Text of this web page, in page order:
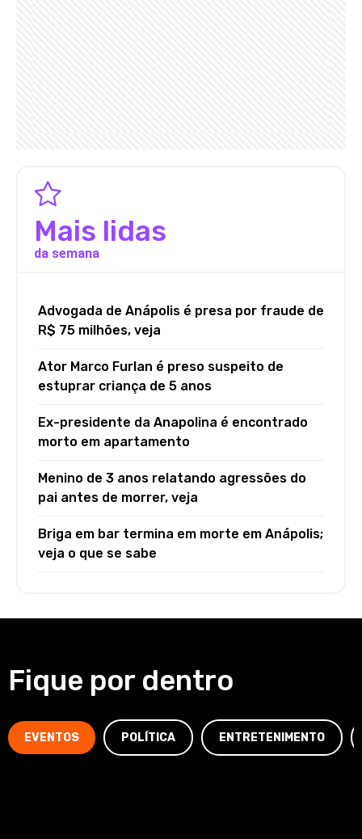
Mais lidas
da semana
Advogada de Anápolis é presa por fraude de
R$ 75 milhões, veja
Ator Marco Furlan é preso suspeito de
estuprar criança de 5 anos
Ex-presidente da Anapolina é encontrado
morto em apartamento
Menino de 3 anos relatando agressões do
pai antes de morrer, veja
Briga em bar termina em morte em Anápolis;
veja o que se sabe
Fique por dentro
EVENTOS POLÍTICA ENTRETENIMENTO